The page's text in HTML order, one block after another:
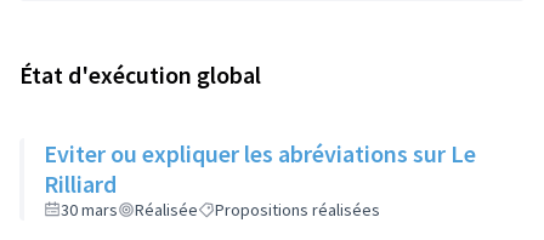
État d'exécution global
Eviter ou expliquer les abréviations sur Le
Rilliard
30 mars Réalisée Propositions réalisées